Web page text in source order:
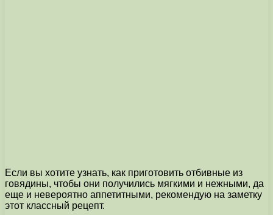
Если вы хотите узнать, как приготовить отбивные из
говядины, чтобы они получились мягкими и нежными, да
еще и невероятно аппетитными, рекомендую на заметку
этот классный рецепт.